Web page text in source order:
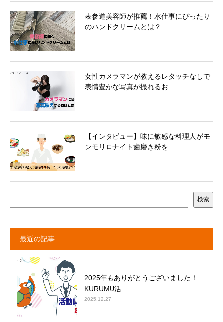
表参道美容師が推薦！水仕事にぴったり
のハンドクリームとは？
女性カメラマンが教えるレタッチなしで
表情豊かな写真が撮れるお…
【インタビュー】味に敏感な料理人がモ
ンモリロナイト歯磨き粉を…
検索
最近の記事
2025年もありがとうございました！
KURUMU活…
2025.12.27